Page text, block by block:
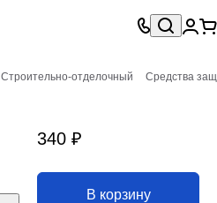
Строительно-отделочный Средства
340 ₽
В корзину